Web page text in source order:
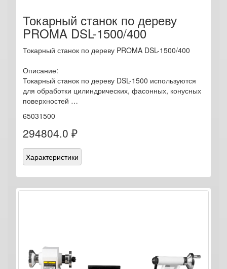
Токарный станок по дереву
PROMA DSL-1500/400
Токарный станок по дереву PROMA DSL-1500/400
Описание:
Токарный станок по дереву DSL-1500 используются
для обработки цилиндрических, фасонных, конусных
поверхностей …
65031500
294804.0 ₽
Характеристики